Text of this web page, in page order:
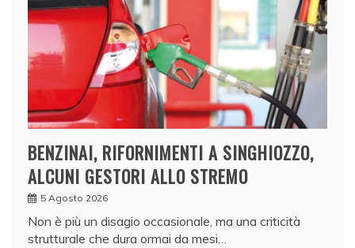
BENZINAI, RIFORNIMENTI A SINGHIOZZO,
ALCUNI GESTORI ALLO STREMO
5 Agosto 2026
Non è più un disagio occasionale, ma una criticità
strutturale che dura ormai da mesi…